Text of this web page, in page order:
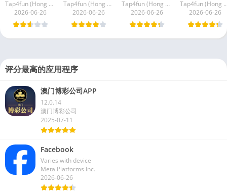
Tap4fun (Hong Kong) Limited
2026-06-26
Tap4fun (Hong Kong) Limited
2026-06-26
Tap4fun (Hong Kong) Limited
2026-06-26
Tap4fun
2026-06-26
评分最高的应用程序
澳门博彩公司APP
12.0.14
澳门博彩公司
2025-07-11
Facebook
Varies with device
Meta Platforms Inc.
2026-06-26